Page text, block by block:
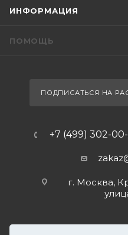
ИНФОРМАЦИЯ
ПОМОЩЬ
ПОДПИСАТЬСЯ НА
+7 (499) 302-
г. Москва,